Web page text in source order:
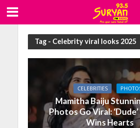
Tag - Celebrity viral looks 2025
CELEBRITIES
Mamitha Baiju
Photos Go Viral:
Wins Hearts